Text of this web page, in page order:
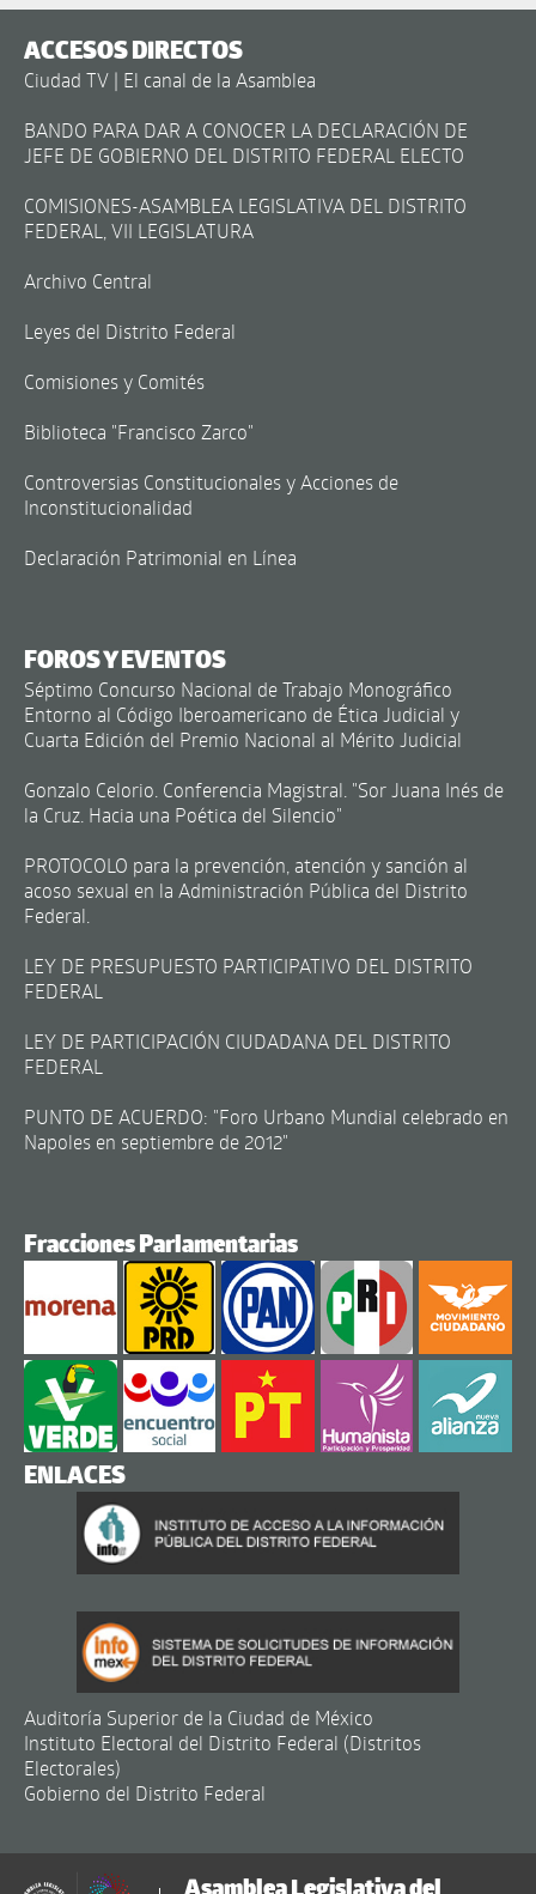
ACCESOS DIRECTOS
Ciudad TV | El canal de la Asamblea
BANDO PARA DAR A CONOCER LA DECLARACIÓN DE
JEFE DE GOBIERNO DEL DISTRITO FEDERAL ELECTO
COMISIONES-ASAMBLEA LEGISLATIVA DEL DISTRITO
FEDERAL, VII LEGISLATURA
Archivo Central
Leyes del Distrito Federal
Comisiones y Comités
Biblioteca "Francisco Zarco"
Controversias Constitucionales y Acciones de
Inconstitucionalidad
Declaración Patrimonial en Línea
FOROS Y EVENTOS
Séptimo Concurso Nacional de Trabajo Monográfico
Entorno al Código Iberoamericano de Ética Judicial y
Cuarta Edición del Premio Nacional al Mérito Judicial
Gonzalo Celorio. Conferencia Magistral. "Sor Juana Inés de
la Cruz. Hacia una Poética del Silencio"
PROTOCOLO para la prevención, atención y sanción al
acoso sexual en la Administración Pública del Distrito
Federal.
LEY DE PRESUPUESTO PARTICIPATIVO DEL DISTRITO
FEDERAL
LEY DE PARTICIPACIÓN CIUDADANA DEL DISTRITO
FEDERAL
PUNTO DE ACUERDO: "Foro Urbano Mundial celebrado en
Napoles en septiembre de 2012"
Fracciones Parlamentarias
ENLACES
Auditoría Superior de la Ciudad de México
Instituto Electoral del Distrito Federal (Distritos
Electorales)
Gobierno del Distrito Federal